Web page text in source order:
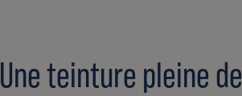
Une teinture pleine de